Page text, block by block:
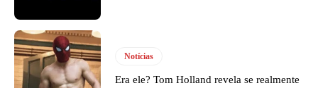
Notícias
Era ele? Tom Holland revela se realmente